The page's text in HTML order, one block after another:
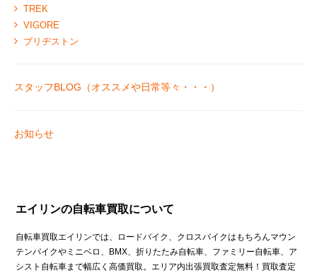
TREK
VIGORE
ブリヂストン
スタッフBLOG（オススメや日常等々・・・）
お知らせ
エイリンの自転車買取について
自転車買取エイリンでは、ロードバイク、クロスバイクはもちろんマウン
テンバイクやミニベロ、BMX、折りたたみ自転車、ファミリー自転車、ア
シスト自転車まで幅広く高価買取。エリア内出張買取査定無料！買取査定